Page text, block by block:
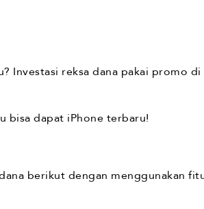
Investasi reksa dana pakai promo
bisa dapat iPhone terbaru!
berikut dengan menggunakan